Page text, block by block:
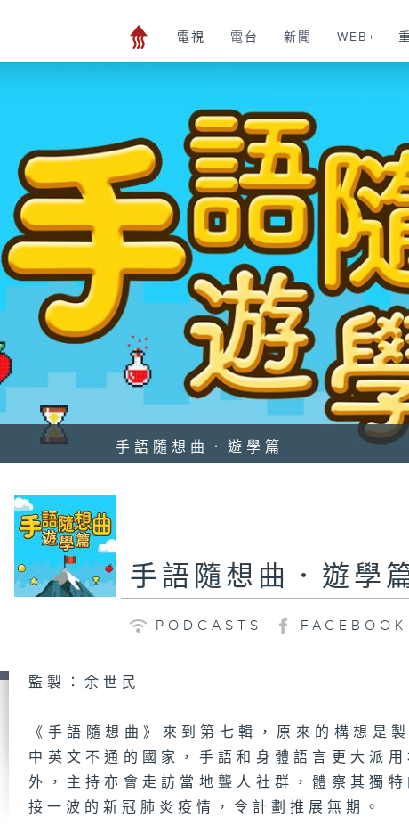
電視 電台 新聞 WEB+
手語隨想曲．遊學篇
手語隨想曲．遊學
PODCASTS FACEBOOK
監製：余世民
《手語隨想曲》來到第七輯，原來的構想是
中英文不通的國家，手語和身體語言更大派
外，主持亦會走訪當地聾人社群，體察其獨
接一波的新冠肺炎疫情，令計劃推展無期。